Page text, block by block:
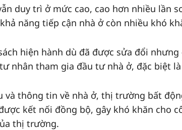
duy trì ở mức cao, cao hơn nhiều lần
năng tiếp cận nhà ở còn nhiều khó
hiện hành dù đã được sửa đổi
nhân tham gia đầu tư nhà ở, đặc biệt
và thông tin về nhà ở, thị trường bất
kết nối đồng bộ, gây khó khăn cho
thị trường.